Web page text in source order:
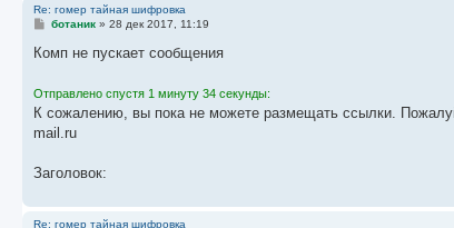
Re: гомер тайная шифровка
С
о
е
и
е
ботаник» 28 дек 2017, 11:19
Комп не пускает сообщения
Отправлено спустя 1 минуту 34 секунды:
К сожалению, вы пока не можете размещать ссылки.
mail.ru
Заголовок:
Re: гомер тайная шифровка